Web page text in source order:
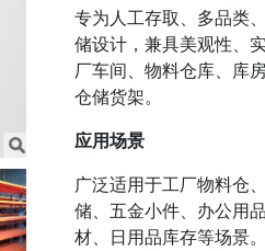
专为人工存取、多品类
储设计，兼具美观性、
厂车间、物料仓库、库
仓储货架。
应用场景
广泛适用于工厂物料仓
储、五金小件、办公用
材、日用品库存等场景。